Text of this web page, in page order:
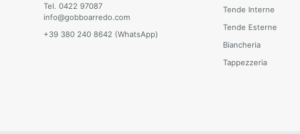
Tel. 0422 97087
info@gobboarredo.com
+39 380 240 8642 (WhatsApp)
Tende Interne
Tende Esterne
Biancheria
Tappezzeria